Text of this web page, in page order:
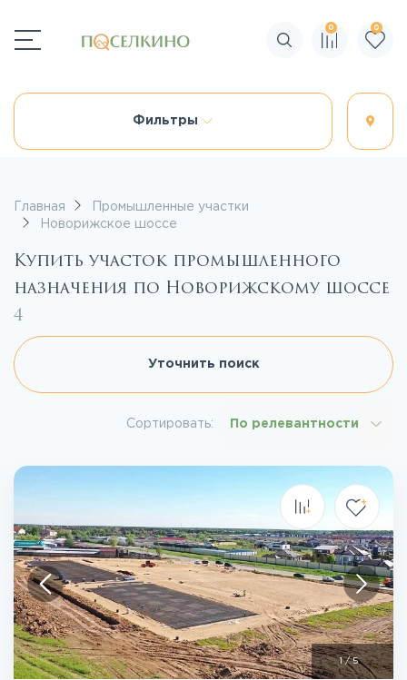
Поиск по сайту
0 0
Фильтры
Главная
Промышленные участки
Новорижское шоссе
Купить участок промышленного
назначения по Новорижскому шоссе
4
Уточнить поиск
Сортировать: По релевантности
1 /5